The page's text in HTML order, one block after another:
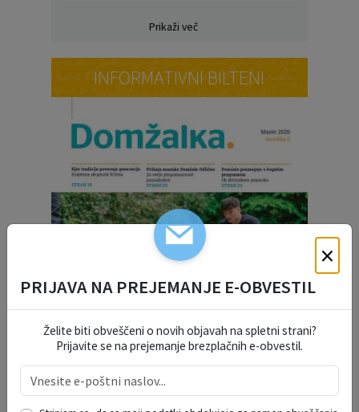
Prikaži več
INFORMATIVNI BILTENI
×
PRIJAVA NA PREJEMANJE E-OBVESTIL
Želite biti obveščeni o novih objavah na spletni strani?
Prijavite se na prejemanje brezplačnih e-obvestil.